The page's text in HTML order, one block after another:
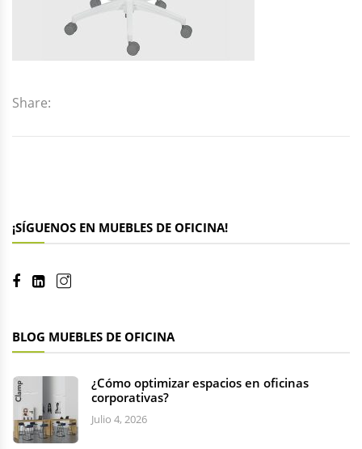
Share:
¡SÍGUENOS EN MUEBLES DE OFICINA!
BLOG MUEBLES DE OFICINA
¿Cómo optimizar espacios en oficinas
corporativas?
Julio 4, 2026